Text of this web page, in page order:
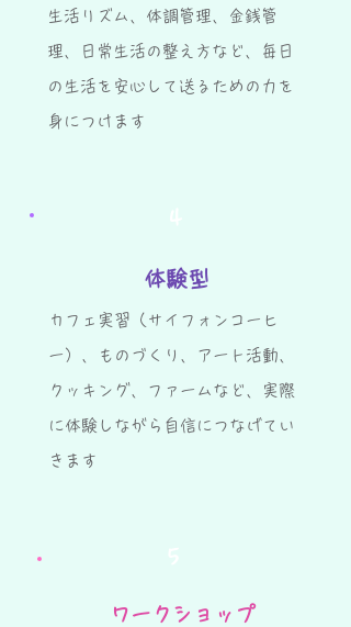
生活リズム、体調管理、金銭管
理、日常生活の整え方など、毎日
の生活を安心して送るための力を
身につけます
体験型
カフェ実習（サイフォンコーヒ
ー）、ものづくり、アート活動、
クッキング、ファームなど、実際
に体験しながら自信につなげてい
きます
4
ワークショップ
5